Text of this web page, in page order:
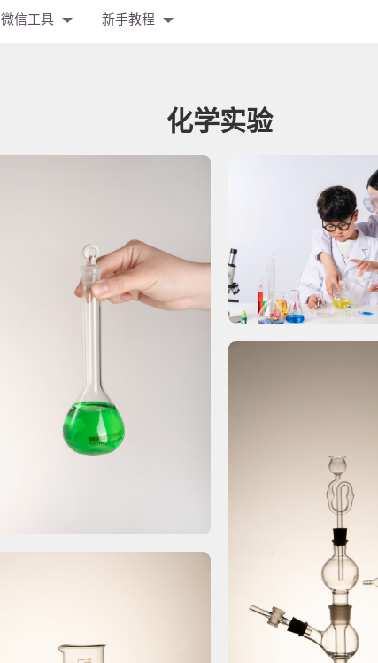
微信工具 新手教程
化学实验